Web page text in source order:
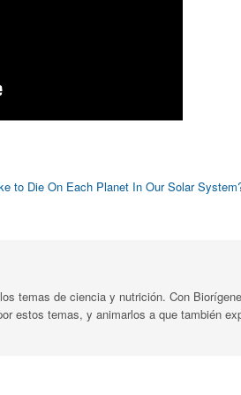
to Die On Each Planet In Our Solar
temas de ciencia y nutrición. Con
estos temas, y animarlos a que también